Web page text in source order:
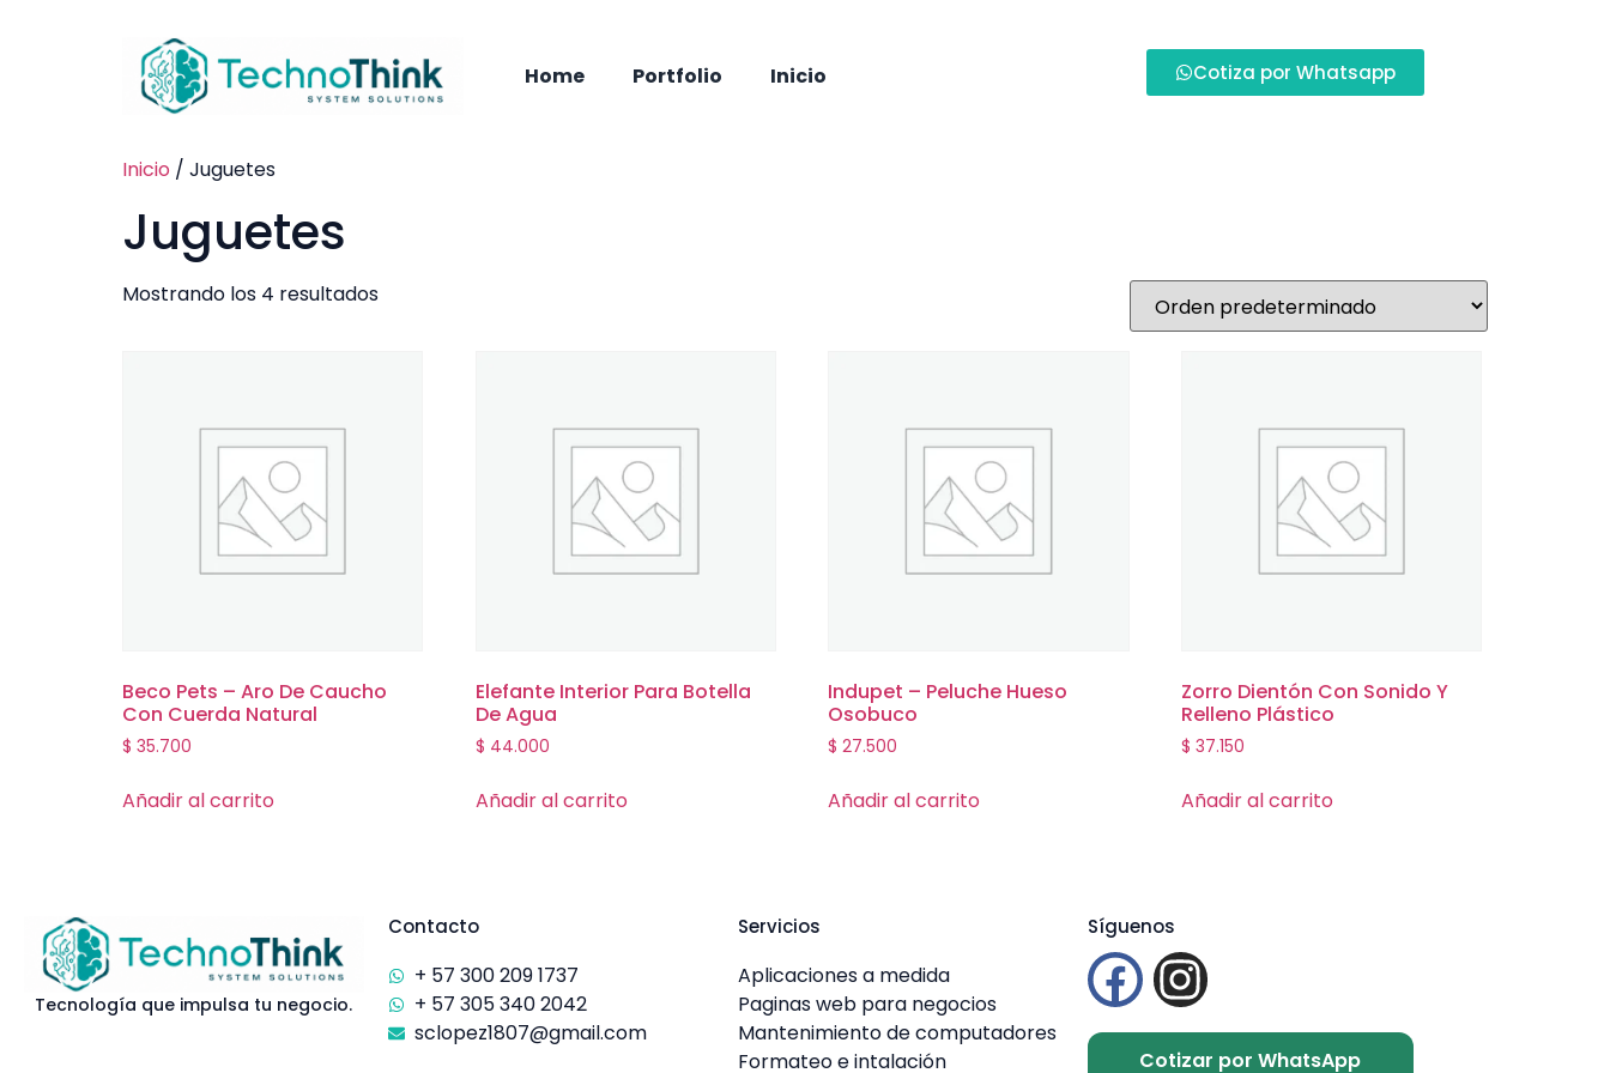
Home Portfolio Inicio Cotiza por Whatsapp
Inicio / Juguetes
Juguetes
Mostrando los 4 resultados
Beco Pets – Aro De Caucho
Con Cuerda Natural
$ 35.700
Añadir al carrito
Elefante Interior Para Botella
De Agua
$ 44.000
Añadir al carrito
Indupet – Peluche Hueso
Osobuco
$ 27.500
Añadir al carrito
Zorro Dientón Con Sonido Y
Relleno Plástico
$ 37.150
Añadir al carrito
Tecnología que impulsa tu negocio.
Contacto
+ 57 300 209 1737
+ 57 305 340 2042
sclopez1807@gmail.com
Servicios
Aplicaciones a medida
Paginas web para negocios
Mantenimiento de computadores
Formateo e intalación
Síguenos
Cotizar por WhatsApp